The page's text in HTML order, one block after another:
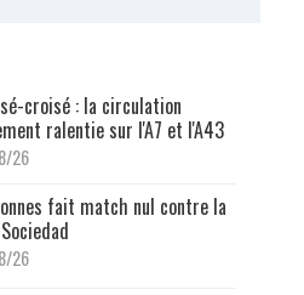
croisé : la circulation
ralentie sur l'A7 et l'A43
26
fait match nul contre la
26